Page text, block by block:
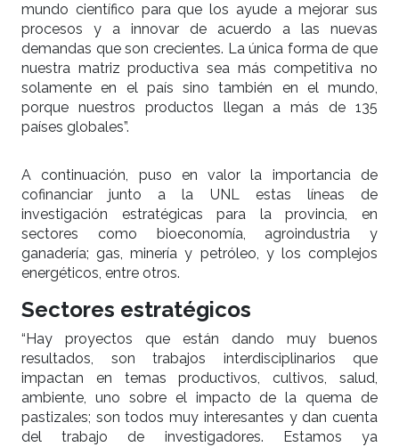
mundo científico para que los ayude a mejorar sus
procesos y a innovar de acuerdo a las nuevas
demandas que son crecientes. La única forma de que
nuestra matriz productiva sea más competitiva no
solamente en el país sino también en el mundo,
porque nuestros productos llegan a más de 135
países globales”.
A continuación, puso en valor la importancia de
cofinanciar junto a la UNL estas líneas de
investigación estratégicas para la provincia, en
sectores como bioeconomía, agroindustria y
ganadería; gas, minería y petróleo, y los complejos
energéticos, entre otros.
Sectores estratégicos
“Hay proyectos que están dando muy buenos
resultados, son trabajos interdisciplinarios que
impactan en temas productivos, cultivos, salud,
ambiente, uno sobre el impacto de la quema de
pastizales; son todos muy interesantes y dan cuenta
del trabajo de investigadores. Estamos ya